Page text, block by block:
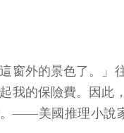
窗外的景色了。」
我的保險費。因此
——美國推理小說